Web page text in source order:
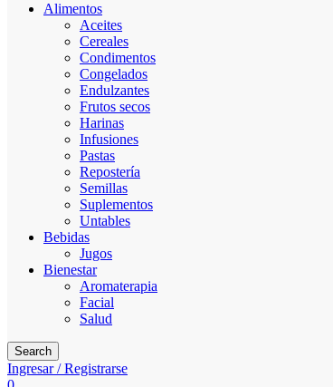
Alimentos
Aceites
Cereales
Condimentos
Congelados
Endulzantes
Frutos secos
Harinas
Infusiones
Pastas
Repostería
Semillas
Suplementos
Untables
Bebidas
Jugos
Bienestar
Aromaterapia
Facial
Salud
Search
Ingresar / Registrarse